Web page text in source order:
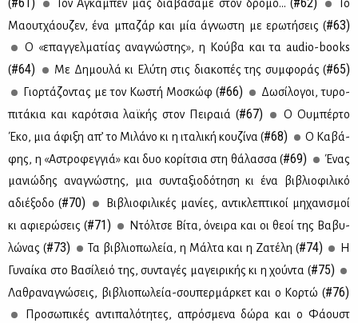
(
Τον Αγκά­μπεν μας δια­βά­σα­με στον δρό­μο… (
Το
Μα­ουτ­χά­ου­ζεν, ένα μπα­ζάρ και μία άγνω­στη με ερω­τή­σεις (#63)
Ο «επαγ­γελ­μα­τί­ας ανα­γνώ­στης», η Κού­βα και τα audio-books
(#64) Με Δη­μου­λά κι Ελύ­τη στις δια­κο­πές της συμ­φο­ράς (#65)
Γιορ­τά­ζο­ντας με τον Κω­στή Μο­σκώφ (#66)
Δω­σί­λο­γοι, τυ­ρο­
πι­τά­κια και κα­ρό­τσια λαϊ­κής στον Πει­ραιά (#67)
Ο Ου­μπέρ­το
Έκο, μια άφι­ξη απ’ το Μι­λά­νο κι η ιτα­λι­κή κου­ζί­να (#68)
Ο Κα­βά­
φης, η «Αστρο­φεγ­γιά» και δυο κο­ρί­τσια στη θά­λασ­σα (#69)
Ένας
μα­νιώ­δης ανα­γνώ­στης, μια συ­ντα­ξιο­δό­τη­ση κι ένα βι­βλιο­φι­λι­κό
αδιέ­ξο­δο (#70)
Βι­βλιο­φι­λι­κές μα­νί­ες, αντι­κλε­πτι­κοί μη­χα­νι­σμοί
κι αφιε­ρώ­σεις (#71)
Ντόλ­τσε Βί­τα, όνει­ρα και οι θε­οί της Βα­βυ­
λώ­νας (#73) Τα βι­βλιο­πω­λεία, η Μάλ­τα και η Ζα­τέ­λη (#74)
Η
Γυ­ναί­κα στο Βα­σί­λειό της, συ­ντα­γές μα­γει­ρι­κής κι η χού­ντα (#75)
Λα­θρα­να­γνώ­σεις, βι­βλιο­πω­λεία-σου­περ­μάρ­κετ και ο Κορ­τώ (#76)
Προ­σω­πι­κές αντι­πα­λό­τη­τες, απρό­σμε­να δώ­ρα και ο Φά­ουστ